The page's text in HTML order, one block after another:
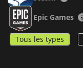
Epic Games
Tous les types